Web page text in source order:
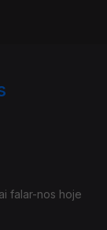
falar-nos hoje